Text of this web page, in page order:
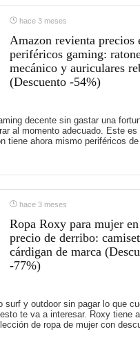
hace 3 meses
Amazon revienta precios
periféricos gaming:
mecánico y auriculares
(Descuento -54%)
decente sin gastar una
al momento adecuado. Este es
tiene ahora mismo periféricos
hace 3 meses
Ropa Roxy para mujer
precio de derribo:
cárdigan de marca
-77%)
surf y outdoor sin pagar lo que
te va a interesar. Roxy tiene
de ropa de mujer con